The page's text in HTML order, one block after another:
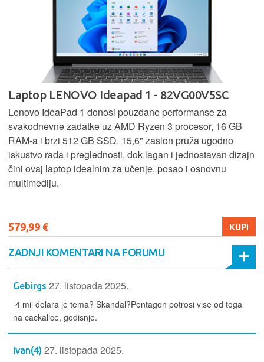
Laptop LENOVO Ideapad 1 - 82VG00V5SC
Lenovo IdeaPad 1 donosi pouzdane performanse za
svakodnevne zadatke uz AMD Ryzen 3 procesor, 16 GB
RAM-a i brzi 512 GB SSD. 15,6" zaslon pruža ugodno
iskustvo rada i preglednosti, dok lagan i jednostavan dizajn
čini ovaj laptop idealnim za učenje, posao i osnovnu
multimediju.
579,99 € KUPI
ZADNJI KOMENTARI NA FORUMU
Gebirgs 27. listopada 2025.
4 mil dolara je tema? Skandal?Pentagon potrosi vise od toga
na cackalice, godisnje.
Ivan(4) 27. listopada 2025.